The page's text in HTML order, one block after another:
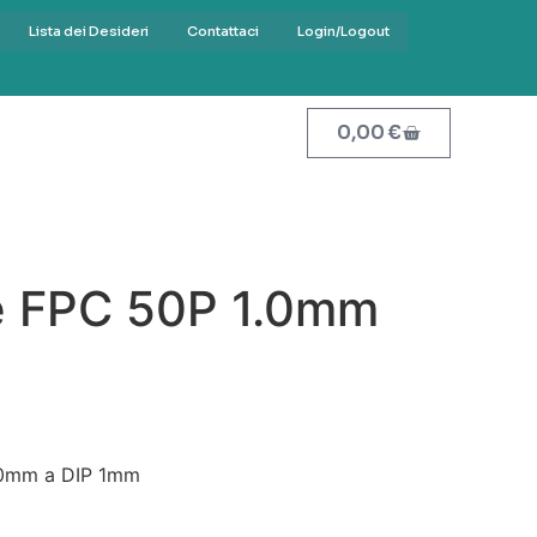
Lista dei Desideri Contattaci Login/Logout
0,00€
50P 1.0mm
a DIP 1mm